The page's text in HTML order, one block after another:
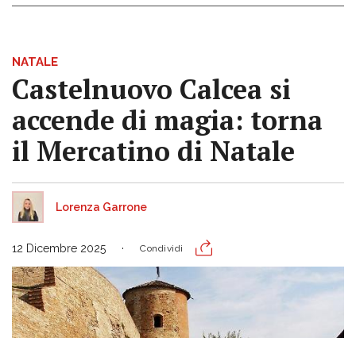
NATALE
Castelnuovo Calcea si
accende di magia: torna
il Mercatino di Natale
Lorenza Garrone
12 Dicembre 2025 Condividi